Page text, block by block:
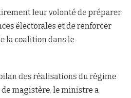
leur volonté de préparer
électorales et de renforcer
la coalition dans le
des réalisations du régime
magistère, le ministre a